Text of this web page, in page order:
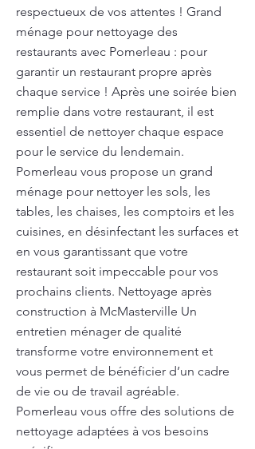
respectueux de vos attentes ! Grand
ménage pour nettoyage des
restaurants avec Pomerleau : pour
garantir un restaurant propre après
chaque service ! Après une soirée bien
remplie dans votre restaurant, il est
essentiel de nettoyer chaque espace
pour le service du lendemain.
Pomerleau vous propose un grand
ménage pour nettoyer les sols, les
tables, les chaises, les comptoirs et les
cuisines, en désinfectant les surfaces et
en vous garantissant que votre
restaurant soit impeccable pour vos
prochains clients. Nettoyage après
construction à McMasterville Un
entretien ménager de qualité
transforme votre environnement et
vous permet de bénéficier d’un cadre
de vie ou de travail agréable.
Pomerleau vous offre des solutions de
nettoyage adaptées à vos besoins